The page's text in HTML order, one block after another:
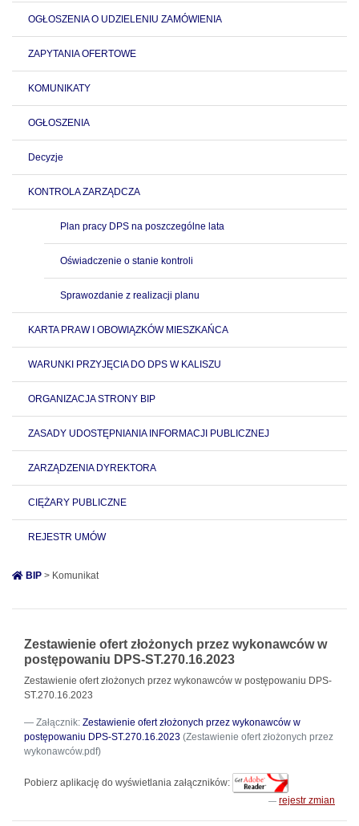
OGŁOSZENIA O UDZIELENIU ZAMÓWIENIA
ZAPYTANIA OFERTOWE
KOMUNIKATY
OGŁOSZENIA
Decyzje
KONTROLA ZARZĄDCZA
Plan pracy DPS na poszczególne lata
Oświadczenie o stanie kontroli
Sprawozdanie z realizacji planu
KARTA PRAW I OBOWIĄZKÓW MIESZKAŃCA
WARUNKI PRZYJĘCIA DO DPS W KALISZU
ORGANIZACJA STRONY BIP
ZASADY UDOSTĘPNIANIA INFORMACJI PUBLICZNEJ
ZARZĄDZENIA DYREKTORA
CIĘŻARY PUBLICZNE
REJESTR UMÓW
BIP > Komunikat
Zestawienie ofert złożonych przez wykonawców w
postępowaniu DPS-ST.270.16.2023
Zestawienie ofert złożonych przez wykonawców w postępowaniu DPS-
ST.270.16.2023
Załącznik: Zestawienie ofert złożonych przez wykonawców w
postępowaniu DPS-ST.270.16.2023 (Zestawienie ofert złożonych przez
wykonawców.pdf)
Pobierz aplikację do wyświetlania załączników:
rejestr zmian